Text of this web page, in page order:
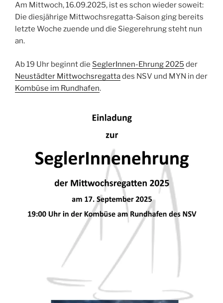
Am Mittwoch, 16.09.2025, ist es schon wieder soweit:
Die diesjährige Mittwochsregatta-Saison ging bereits
letzte Woche zuende und die Siegerehrung steht nun
an.
Ab 19 Uhr beginnt die SeglerInnen-Ehrung 2025 der
Neustädter Mittwochsregattades NSV und MYN in der
Kombüse im Rundhafen.